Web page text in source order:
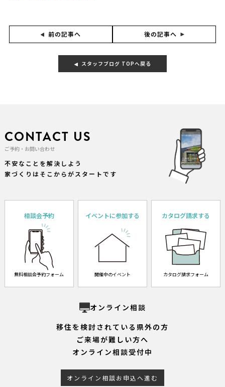
前の記事へ 後の記事へ
スタッフブログ TOPへ戻る
CONTACT US
ご予約・お問い合わせ
不安なことを解決しよう
家づくりはそこからがスタートです
相談会予約
無料相談会予約フォーム
イベントに参加する
開催中のイベント
カタログ請求する
カタログ請求フォーム
オンライン相談
移住を検討されている県外の方
ご来場が難しい方へ
オンライン相談受付中
オンライン相談お申込へ進む